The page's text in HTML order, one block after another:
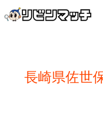
長崎県佐世